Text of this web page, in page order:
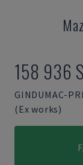
158 936
GINDUMAC-
(Ex works)